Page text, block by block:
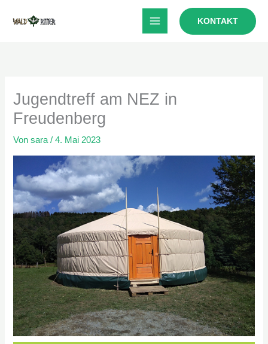
Inhalt
KONTAKT
Jugendtreff am NEZ in
Freudenberg
Vonsara/4. Mai 2023